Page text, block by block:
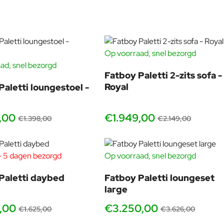
in Voorschoten. Hier kun je vrijwel de complete outdoor
snel bezorgd
loungestoel -
€1.398,00
GRATIS HOEZEN
Op voorraad, snel bezorgd
Fatboy Paletti 2-zits sofa -
Royal
€1.949,00 €2.149,00
GRATIS HOEZEN
5 dagen bezorgd
daybed
€1.625,00
GRATIS HOEZEN
Op voorraad, snel bezorgd
Fatboy Paletti loungeset
large
€3.250,00 €3.626,00